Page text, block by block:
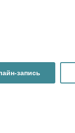
запись